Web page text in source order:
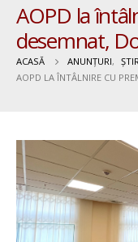
AOPD la
desemnat,
ACASĂ ANUNȚURI,
AOPD LA ÎNTÂLNIRE CU